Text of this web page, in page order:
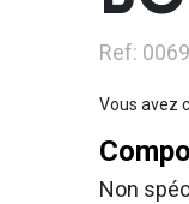
Ref:
Vous avez
Non